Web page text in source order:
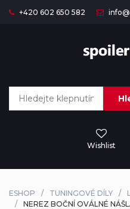
+420 602 650 582
Wishlist
ESHOP TUNINGOVÉ DÍLY
NEREZ BOČNÍ OVÁLNÉ